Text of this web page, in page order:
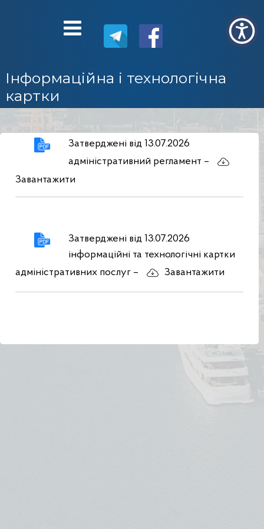
Інформаційна і технологiчна
картки
Затверджені від 13.07.2026
адміністративний регламент –
Завантажити
Затверджені від 13.07.2026
інформацiйні та технологічні картки
адміністративних послуг –
Завантажити